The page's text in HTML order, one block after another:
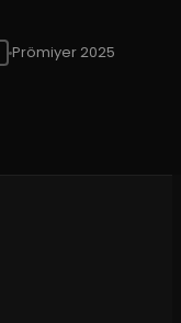
Prömiyer 2025